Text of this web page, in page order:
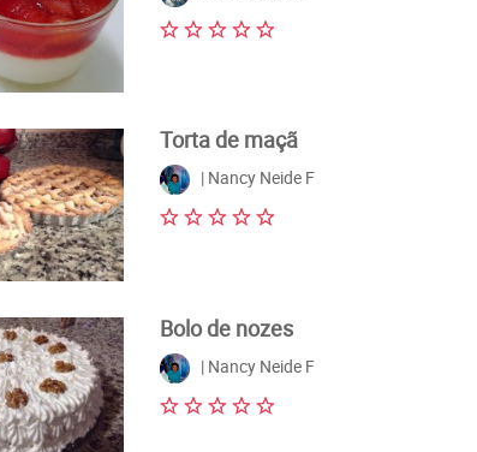
Torta de maçã
| Nancy Neide F
Bolo de nozes
| Nancy Neide F